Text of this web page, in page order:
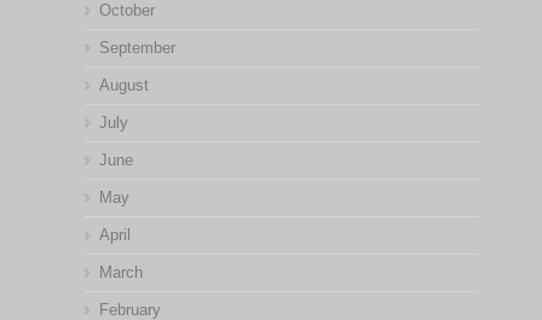
October
September
August
July
June
May
April
March
February